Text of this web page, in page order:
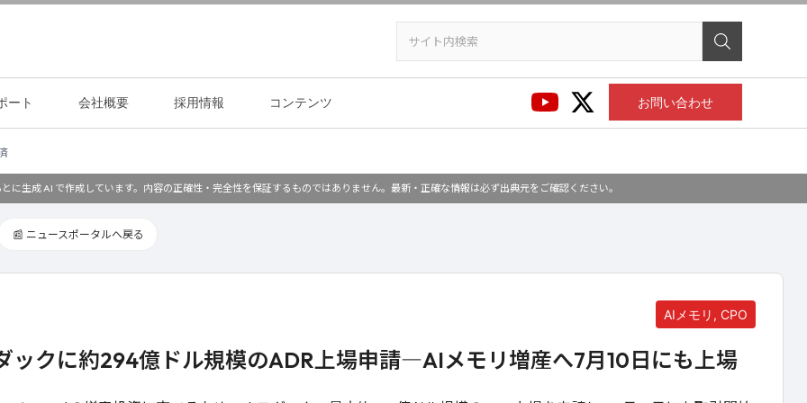
ート 会社概要 採用情報 コンテンツ お問い合わせ
に生成 AI で作成しています。内容の正確性・完全性を保証するものではありません。最新・正確な情報は必ず出典元をご確認ください。
📰 ニュースポータルへ戻る
AIメモリ, CPO
ックに約294億ドル規模のADR上場申請―AIメモリ増産へ7月10日にも上場